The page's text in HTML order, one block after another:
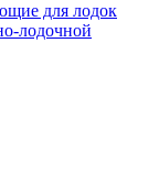
для лодок
лодочной